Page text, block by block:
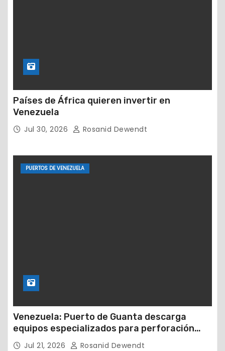
Países de África quieren invertir en
Venezuela
Jul 30, 2026 Rosanid Dewendt
PUERTOS DE VENEZUELA
Venezuela: Puerto de Guanta descarga
equipos especializados para perforación
petrolera
Jul 21, 2026 Rosanid Dewendt